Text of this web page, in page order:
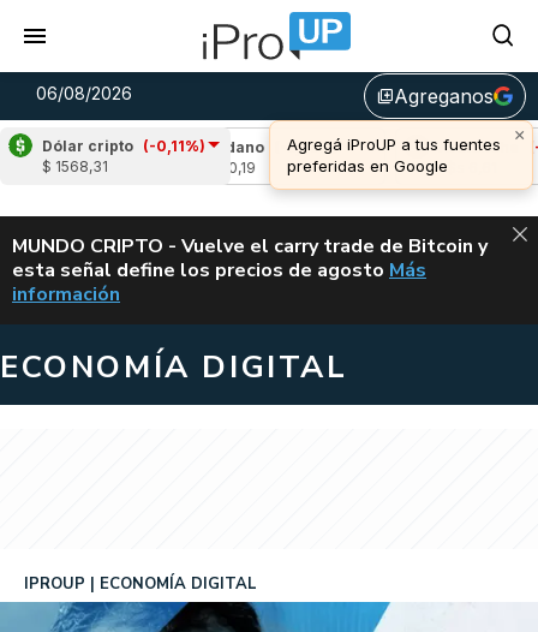
06/08/2026 library_addAgreganos
×
Agregá iProUP a tus fuentes
preferidas en Google
Dólar cripto (-0,11%)
$ 1568,31
Cardano
(-3,59%)
Avalanche (-
u$s 6,61
ALERTA
MUNDO CRIPTO - Vuelve el carry trade de Bitcoin y
esta señal define los precios de agosto VUELVE EL
Más
información
ECONOMÍA DIGITAL
IPROUP ECONOMÍA DIGITAL